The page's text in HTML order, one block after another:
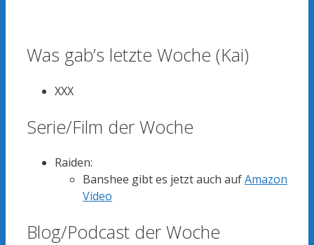
Was gab’s letzte Woche (Kai)
XXX
Serie/Film der Woche
Raiden:
Banshee gibt es jetzt auch aufAmazon
Video
Blog/Podcast der Woche